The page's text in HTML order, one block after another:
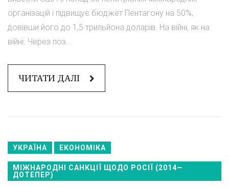
організацій і підвищує бюджет Пентагону на 50%,
довівши його до 1,5 трильйона доларів. На війні, як на
війні. Через поз...
ЧИТАТИ ДАЛІ
УКРАЇНА ЕКОНОМІКА
МІЖНАРОДНІ САНКЦІЇ ЩОДО РОСІЇ (2014—
ДОТЕПЕР)